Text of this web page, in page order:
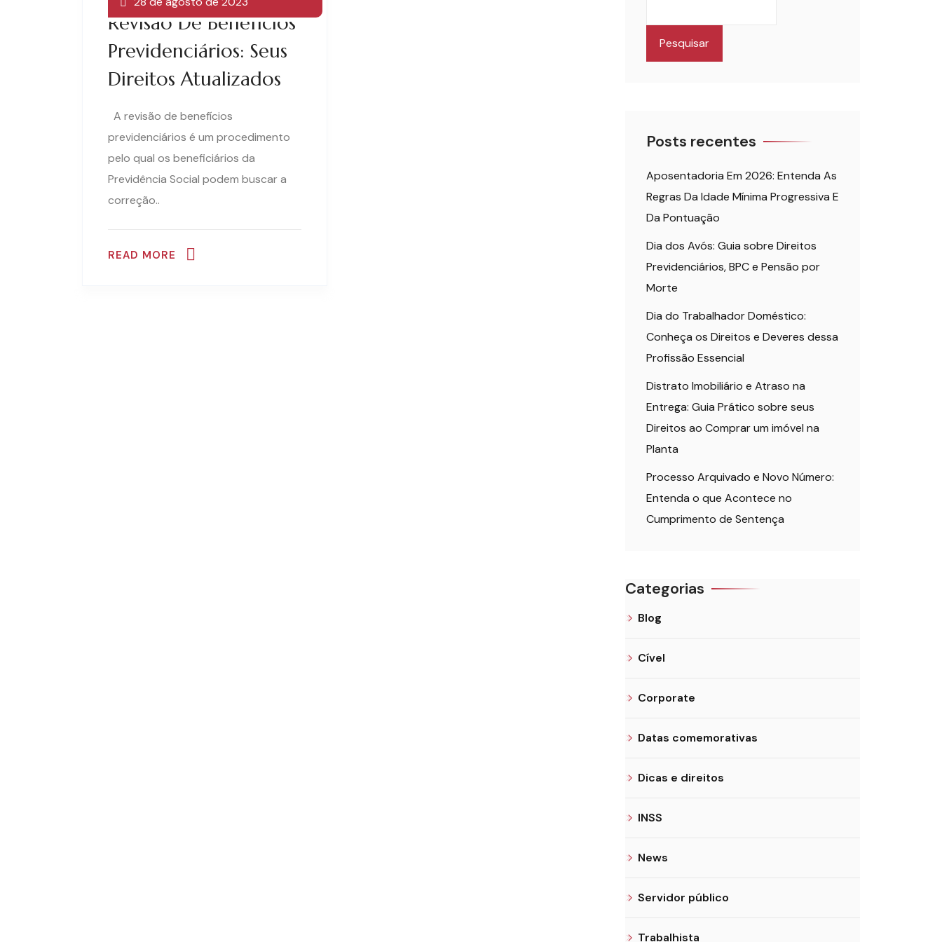
Revisão De Benefícios
Previdenciários: Seus
Direitos Atualizados
A revisão de benefícios
previdenciários é um procedimento
pelo qual os beneficiários da
Previdência Social podem buscar a
correção..
READ MORE
Pesquisar
Posts recentes
Aposentadoria Em 2026: Entenda As
Regras Da Idade Mínima Progressiva E
Da Pontuação
Dia dos Avós: Guia sobre Direitos
Previdenciários, BPC e Pensão por
Morte
Dia do Trabalhador Doméstico:
Conheça os Direitos e Deveres dessa
Profissão Essencial
Distrato Imobiliário e Atraso na
Entrega: Guia Prático sobre seus
Direitos ao Comprar um imóvel na
Planta
Processo Arquivado e Novo Número:
Entenda o que Acontece no
Cumprimento de Sentença
Categorias
Blog
Cível
Corporate
Datas comemorativas
Dicas e direitos
INSS
News
Servidor público
Trabalhista